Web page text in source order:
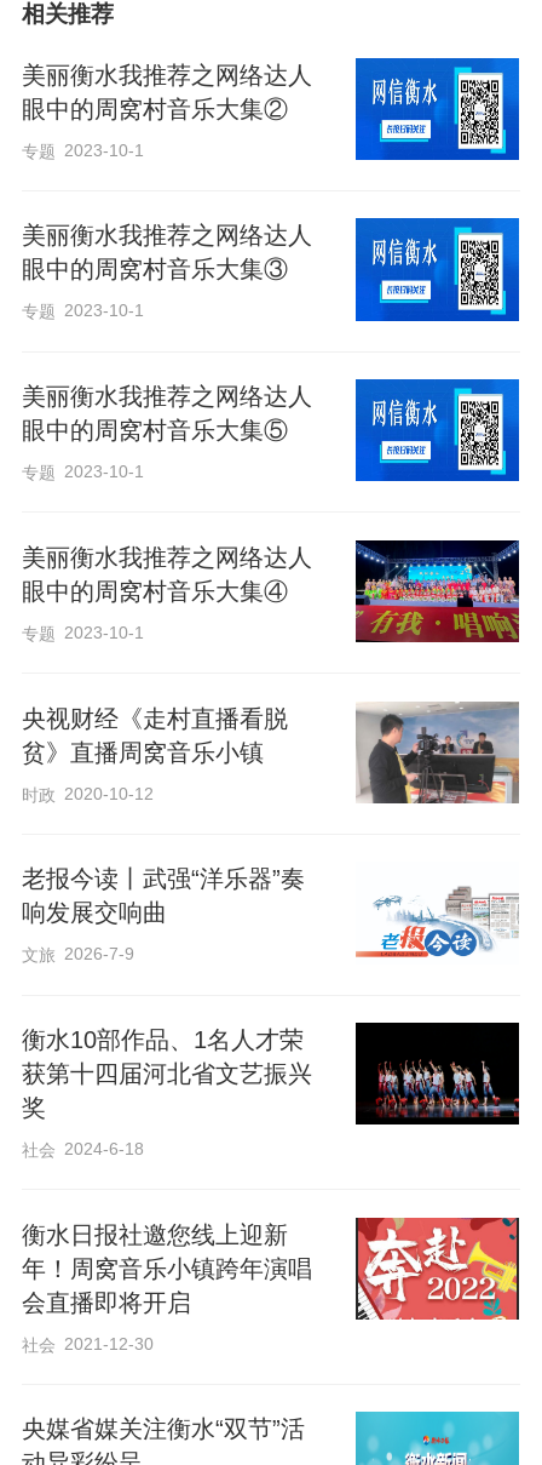
相关推荐
美丽衡水我推荐之网络达人
眼中的周窝村音乐大集②
专题 2023-10-1
美丽衡水我推荐之网络达人
眼中的周窝村音乐大集③
专题 2023-10-1
美丽衡水我推荐之网络达人
眼中的周窝村音乐大集⑤
专题 2023-10-1
美丽衡水我推荐之网络达人
眼中的周窝村音乐大集④
专题 2023-10-1
央视财经《走村直播看脱
贫》直播周窝音乐小镇
时政 2020-10-12
老报今读丨武强“洋乐器”奏
响发展交响曲
文旅 2026-7-9
衡水10部作品、1名人才荣
获第十四届河北省文艺振兴
奖
社会 2024-6-18
衡水日报社邀您线上迎新
年！周窝音乐小镇跨年演唱
会直播即将开启
社会 2021-12-30
央媒省媒关注衡水“双节”活